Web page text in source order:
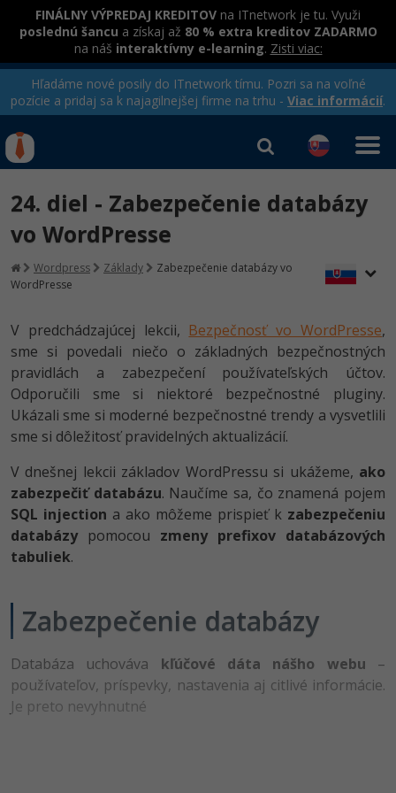
FINÁLNY VÝPREDAJ KREDITOV na ITnetwork je tu. Využi
poslednú šancu a získaj až 80 % extra kreditov ZADARMO
na náš interaktívny e-learning. Zisti viac:
Hľadáme nové posily do ITnetwork tímu. Pozri sa na voľné
pozície a pridaj sa k najagilnejšej firme na trhu - Viac informácií.
Rekvalifikačné kurzy
hradené úradom práce
Kurzy programovania
Java -80%
C# .NET -80%
Python -80%
PHP -80%
C++ -80%
Kotlin -80%
Céčko -80%
VB.NET
Testovanie softvéru
Marketing -30%
WordPress
SEO
Business
MS Office -80%
Google Dokumenty
Time management
Prihlásiť sa | Registrovať
24. diel - Zabezpečenie databázy
vo WordPresse
Wordpress Základy
Zabezpečenie databázy vo
WordPresse
V predchádzajúcej lekcii, Bezpečnosť vo WordPresse,
sme si povedali niečo o základných bezpečnostných
pravidlách a zabezpečení používateľských účtov.
Odporučili sme si niektoré bezpečnostné pluginy.
Ukázali sme si moderné bezpečnostné trendy a vysvetlili
sme si dôležitosť pravidelných aktualizácií.
V dnešnej lekcii základov WordPressu si ukážeme, ako
zabezpečiť databázu. Naučíme sa, čo znamená pojem
SQL injection a ako môžeme prispieť k zabezpečeniu
databázypomocou zmeny prefixov databázových
tabuliek.
Zabezpečenie databázy
Databáza uchováva kľúčové dáta nášho webu –
používateľov, príspevky, nastavenia aj citlivé informácie.
Je preto nevyhnutné